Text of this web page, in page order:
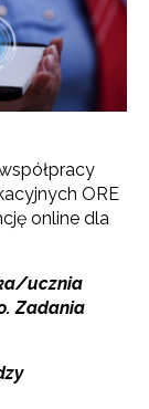
ORE
online dla
ucznia
Zadania